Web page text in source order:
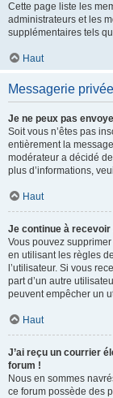
Cette page liste les
administrateurs et les
supplémentaires tels
Haut
Messagerie privée
Je ne peux pas
Soit vous n’êtes pas
entièrement la
modérateur a décidé
plus d’informations,
Haut
Je continue à
Vous pouvez
en utilisant les règles
l’utilisateur. Si vous
part d’un autre
peuvent empêcher un
Haut
J’ai reçu un courrier
forum !
Nous en sommes
ce forum possède des